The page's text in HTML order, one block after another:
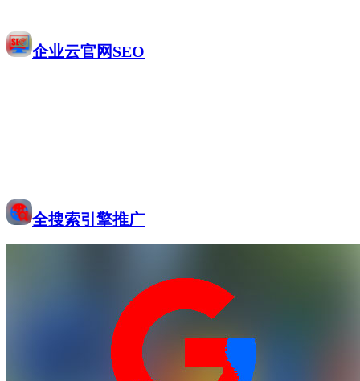
企业云官网SEO
全搜索引擎推广